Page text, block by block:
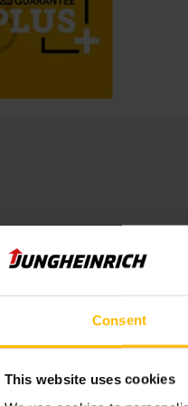
Consent
This website uses cookies